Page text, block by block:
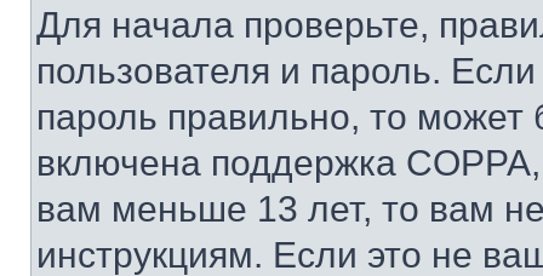
Для начала проверьте,
пользователя и пароль.
пароль правильно, то может
включена поддержка
вам меньше 13 лет, то вам
инструкциям. Если это не